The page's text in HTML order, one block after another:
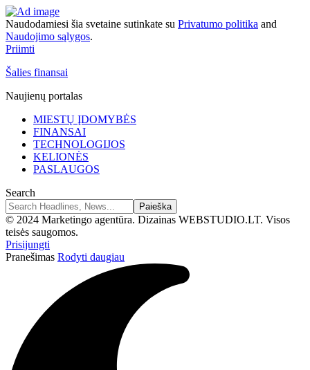
Naudodamiesi šia svetaine sutinkate su Privatumo politika and
Naudojimo sąlygos.
Priimti
Šalies finansai
Naujienų portalas
MIESTŲ ĮDOMYBĖS
FINANSAI
TECHNOLOGIJOS
KELIONĖS
PASLAUGOS
Search
© 2024 Marketingo agentūra. Dizainas WEBSTUDIO.LT. Visos
teisės saugomos.
Prisijungti
Pranešimas Rodyti daugiau